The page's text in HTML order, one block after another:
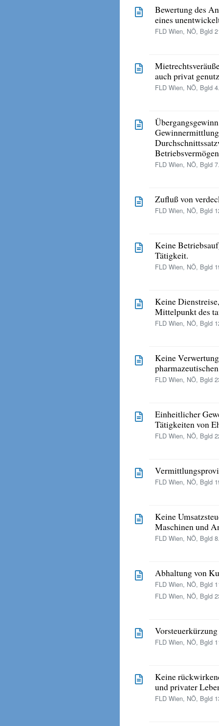
Bewertung des
eines
FLD Wien, NÖ, Bgld
auch privat
FLD Wien, NÖ, Bgld
FLD Wien, NÖ, Bgld
Zufluß von
FLD Wien, NÖ, Bgld
Keine
Tätigkeit.
FLD Wien, NÖ, Bgld
Keine
Mittelpunkt des
FLD Wien, NÖ, Bgld
Keine
FLD Wien, NÖ, Bgld
Einheitlicher
Tätigkeiten von
FLD Wien, NÖ, Bgld
FLD Wien, NÖ, Bgld
Keine
Maschinen und
FLD Wien, NÖ, Bgld
Abhaltung von
FLD Wien, NÖ, Bgld
FLD Wien, NÖ, Bgld
FLD Wien, NÖ, Bgld
Keine
und privater
FLD Wien, NÖ, Bgld